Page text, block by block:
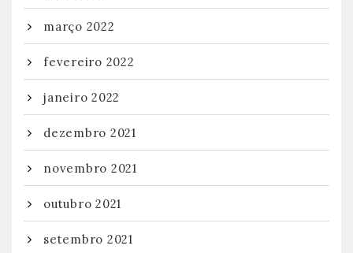
março 2022
fevereiro 2022
janeiro 2022
dezembro 2021
novembro 2021
outubro 2021
setembro 2021